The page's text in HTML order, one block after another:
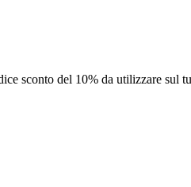
sconto del 10% da utilizzare sul